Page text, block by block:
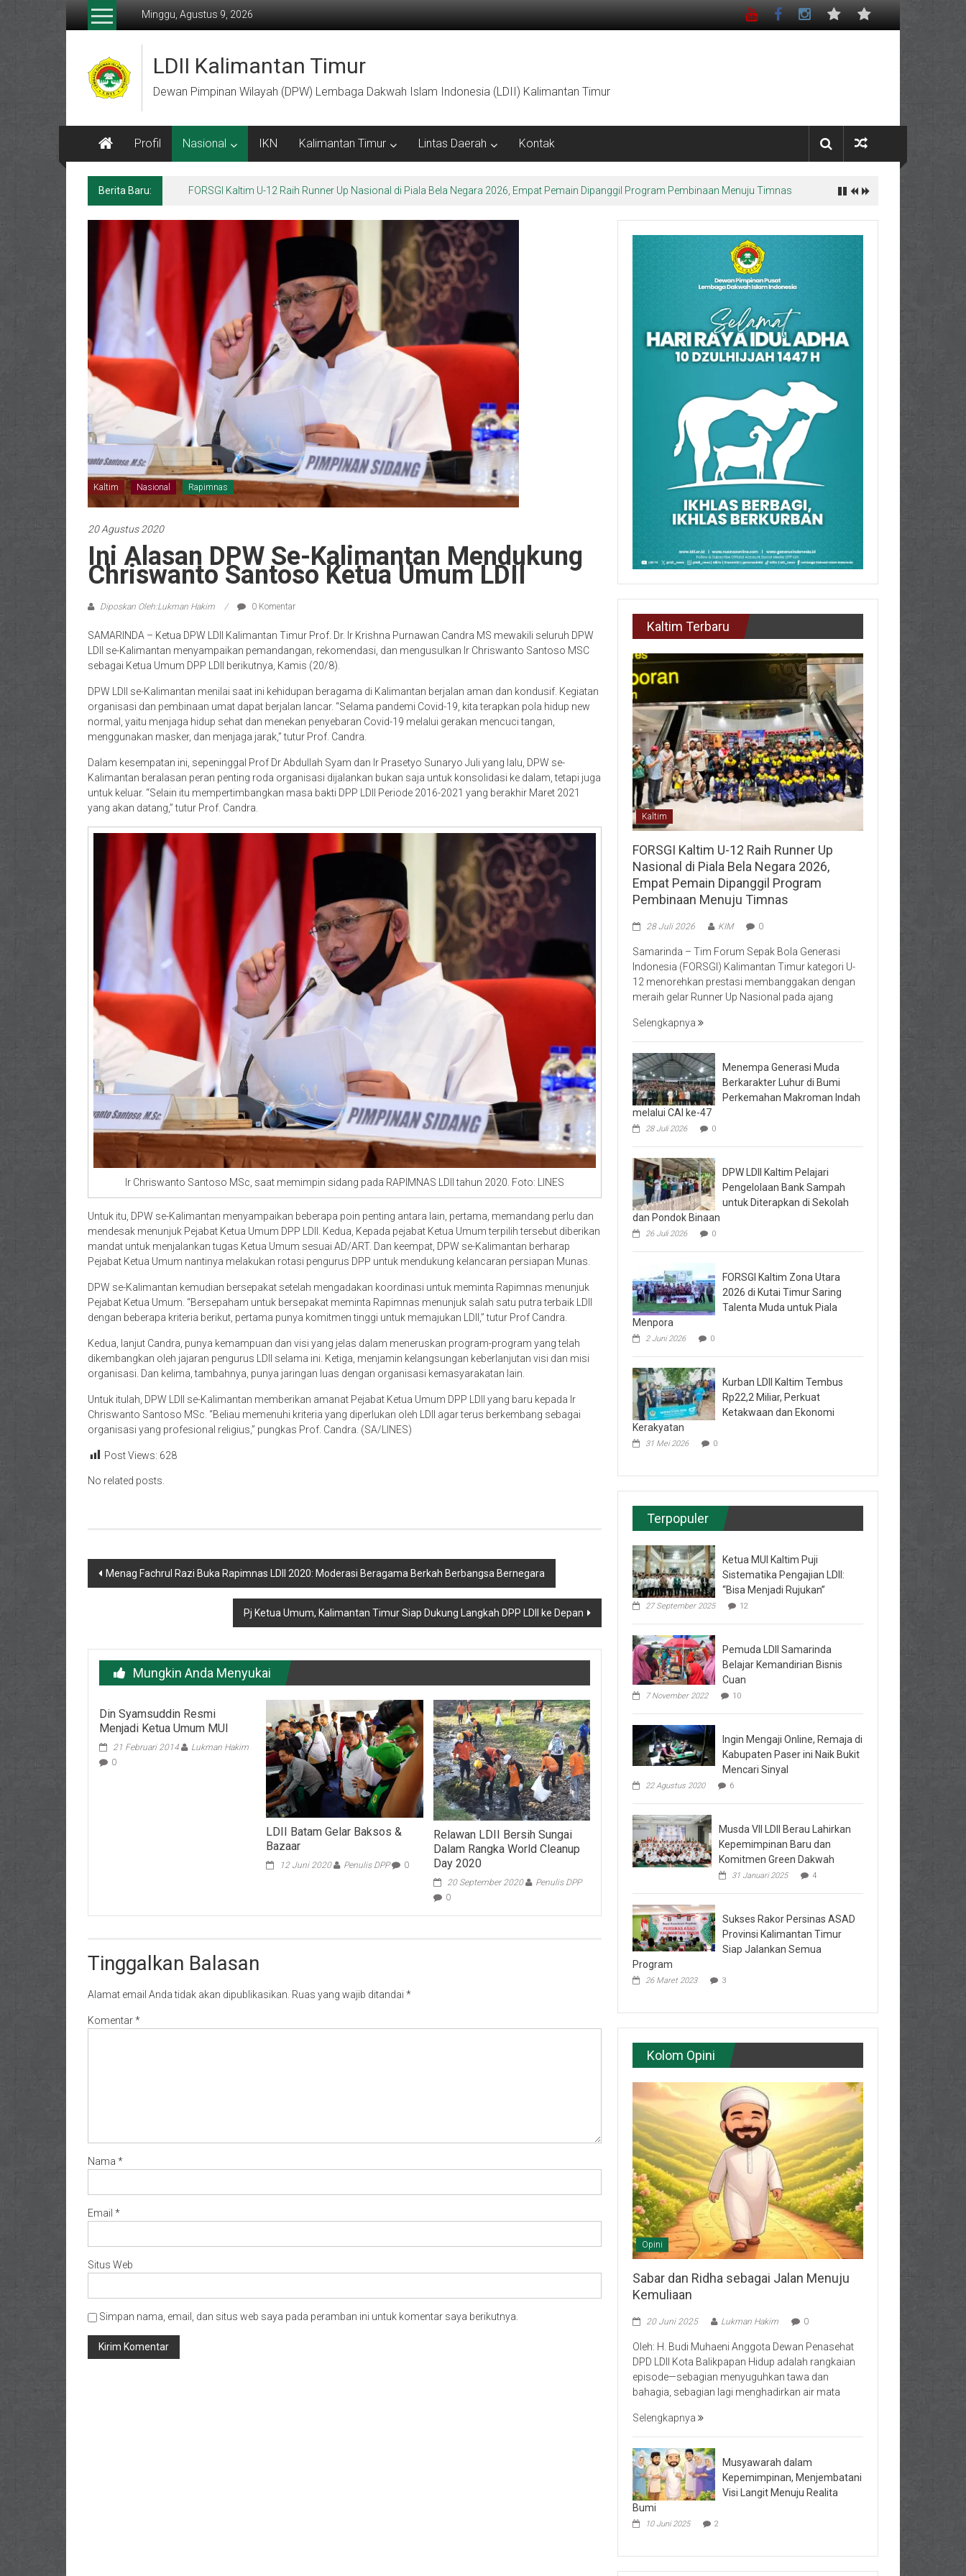
Lompat
Minggu, Agustus 9, 2026
LDII Kalimantan Timur
Dewan Pimpinan Wilayah (DPW) Lembaga Dakwah Islam Indonesia (LDII) Kalimantan Timur
Profil Nasional IKN Kalimantan Timur Lintas Daerah Kontak
Berita Baru:
Kaltim Nasional Rapimnas
20 Agustus 2020
Ini Alasan DPW Se-Kalimantan Mendukung
Chriswanto Santoso Ketua Umum LDII
Diposkan Oleh:Lukman Hakim 0 Komentar
SAMARINDA – Ketua DPW LDII Kalimantan Timur Prof. Dr. Ir Krishna Purnawan Candra MS mewakili seluruh DPW
LDII se-Kalimantan menyampaikan pemandangan, rekomendasi, dan mengusulkan Ir Chriswanto Santoso MSC
sebagai Ketua Umum DPP LDII berikutnya, Kamis (20/8).
DPW LDII se-Kalimantan menilai saat ini kehidupan beragama di Kalimantan berjalan aman dan kondusif. Kegiatan
organisasi dan pembinaan umat dapat berjalan lancar. “Selama pandemi Covid-19, kita terapkan pola hidup new
normal, yaitu menjaga hidup sehat dan menekan penyebaran Covid-19 melalui gerakan mencuci tangan,
menggunakan masker, dan menjaga jarak,” tutur Prof. Candra.
Dalam kesempatan ini, sepeninggal Prof Dr Abdullah Syam dan Ir Prasetyo Sunaryo Juli yang lalu, DPW se-
Kalimantan beralasan peran penting roda organisasi dijalankan bukan saja untuk konsolidasi ke dalam, tetapi juga
untuk keluar. “Selain itu mempertimbangkan masa bakti DPP LDII Periode 2016-2021 yang berakhir Maret 2021
yang akan datang,” tutur Prof. Candra.
Ir Chriswanto Santoso MSc, saat memimpin sidang pada RAPIMNAS LDII tahun 2020. Foto: LINES
Untuk itu, DPW se-Kalimantan menyampaikan beberapa poin penting antara lain, pertama, memandang perlu dan
mendesak menunjuk Pejabat Ketua Umum DPP LDII. Kedua, Kepada pejabat Ketua Umum terpilih tersebut diberikan
mandat untuk menjalankan tugas Ketua Umum sesuai AD/ART. Dan keempat, DPW se-Kalimantan berharap
Pejabat Ketua Umum nantinya melakukan rotasi pengurus DPP untuk mendukung kelancaran persiapan Munas.
DPW se-Kalimantan kemudian bersepakat setelah mengadakan koordinasi untuk meminta Rapimnas menunjuk
Pejabat Ketua Umum. “Bersepaham untuk bersepakat meminta Rapimnas menunjuk salah satu putra terbaik LDII
dengan beberapa kriteria berikut, pertama punya komitmen tinggi untuk memajukan LDII,” tutur Prof Candra.
Kedua, lanjut Candra, punya kemampuan dan visi yang jelas dalam meneruskan program-program yang telah
dikembangkan oleh jajaran pengurus LDII selama ini. Ketiga, menjamin kelangsungan keberlanjutan visi dan misi
organisasi. Dan kelima, tambahnya, punya jaringan luas dengan organisasi kemasyarakatan lain.
Untuk itulah, DPW LDII se-Kalimantan memberikan amanat Pejabat Ketua Umum DPP LDII yang baru kepada Ir
Chriswanto Santoso MSc. “Beliau memenuhi kriteria yang diperlukan oleh LDII agar terus berkembang sebagai
organisasi yang profesional religius,” pungkas Prof. Candra. (SA/LINES)
Post Views: 628
No related posts.
Navigasi
Menag Fachrul Razi Buka Rapimnas LDII 2020: Moderasi Beragama Berkah Berbangsa Bernegara
Pj Ketua Umum, Kalimantan Timur Siap Dukung Langkah DPP LDII ke Depan
Mungkin Anda Menyukai
Din Syamsuddin Resmi
Menjadi Ketua Umum MUI
21 Februari 2014
Lukman Hakim
0
LDII Batam Gelar Baksos &
Bazaar
12 Juni 2020 Penulis DPP 0
Relawan LDII Bersih Sungai
Dalam Rangka World Cleanup
Day 2020
20 September 2020
Penulis DPP
0
Tinggalkan Balasan
Alamat email Anda tidak akan dipublikasikan. Ruas yang wajib ditandai *
Komentar*
Nama *
Email *
Situs Web
Simpan nama, email, dan situs web saya pada peramban ini untuk komentar saya berikutnya.
Kaltim Terbaru
Kaltim
FORSGI Kaltim U-12 Raih Runner Up
Nasional di Piala Bela Negara 2026,
Empat Pemain Dipanggil Program
Pembinaan Menuju Timnas
28 Juli 2026 KIM 0
Samarinda – Tim Forum Sepak Bola Generasi
Indonesia (FORSGI) Kalimantan Timur kategori U-
12 menorehkan prestasi membanggakan dengan
meraih gelar Runner Up Nasional pada ajang
Selengkapnya
Menempa Generasi Muda
Berkarakter Luhur di Bumi
Perkemahan Makroman Indah
melalui CAI ke-47
28 Juli 2026 0
DPW LDII Kaltim Pelajari
Pengelolaan Bank Sampah
untuk Diterapkan di Sekolah
dan Pondok Binaan
26 Juli 2026 0
FORSGI Kaltim Zona Utara
2026 di Kutai Timur Saring
Talenta Muda untuk Piala
Menpora
2 Juni 2026 0
Kurban LDII Kaltim Tembus
Rp22,2 Miliar, Perkuat
Ketakwaan dan Ekonomi
Kerakyatan
31 Mei 2026 0
Terpopuler
Ketua MUI Kaltim Puji
Sistematika Pengajian LDII:
“Bisa Menjadi Rujukan”
27 September 2025 12
Pemuda LDII Samarinda
Belajar Kemandirian Bisnis
Cuan
7 November 2022 10
Ingin Mengaji Online, Remaja di
Kabupaten Paser ini Naik Bukit
Mencari Sinyal
22 Agustus 2020 6
Musda VII LDII Berau Lahirkan
Kepemimpinan Baru dan
Komitmen Green Dakwah
31 Januari 2025 4
Sukses Rakor Persinas ASAD
Provinsi Kalimantan Timur
Siap Jalankan Semua
Program
26 Maret 2023 3
Kolom Opini
Opini
Sabar dan Ridha sebagai Jalan Menuju
Kemuliaan
20 Juni 2025 Lukman Hakim 0
Oleh: H. Budi Muhaeni Anggota Dewan Penasehat
DPD LDII Kota Balikpapan Hidup adalah rangkaian
episode—sebagian menyuguhkan tawa dan
bahagia, sebagian lagi menghadirkan air mata
Selengkapnya
Musyawarah dalam
Kepemimpinan, Menjembatani
Visi Langit Menuju Realita
Bumi
10 Juni 2025 2